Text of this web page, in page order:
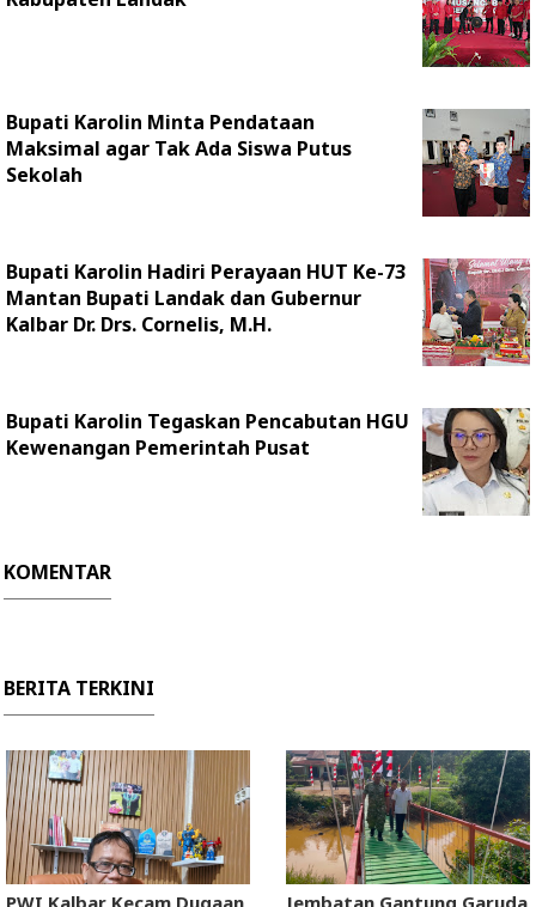
Bupati Karolin Minta Pendataan
Maksimal agar Tak Ada Siswa Putus
Sekolah
Bupati Karolin Hadiri Perayaan HUT Ke-73
Mantan Bupati Landak dan Gubernur
Kalbar Dr. Drs. Cornelis, M.H.
Bupati Karolin Tegaskan Pencabutan HGU
Kewenangan Pemerintah Pusat
KOMENTAR
BERITA TERKINI
PWI Kalbar Kecam Dugaan
Jembatan Gantung Garuda